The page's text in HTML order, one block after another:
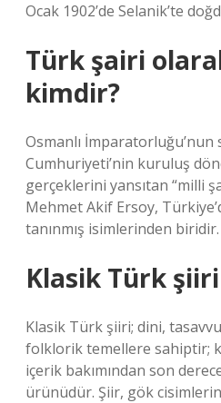
Ocak 1902’de Selanik’te
Türk şairi
kimdir?
Osmanlı İmparatorluğu’nun
Cumhuriyeti’nin kuruluş
gerçeklerini yansıtan “milli
Mehmet Akif Ersoy,
tanınmış isimlerinden biridir.
Klasik Türk
Klasik Türk şiiri; dini,
folklorik temellere sahiptir;
içerik bakımından son
ürünüdür. Şiir, gök